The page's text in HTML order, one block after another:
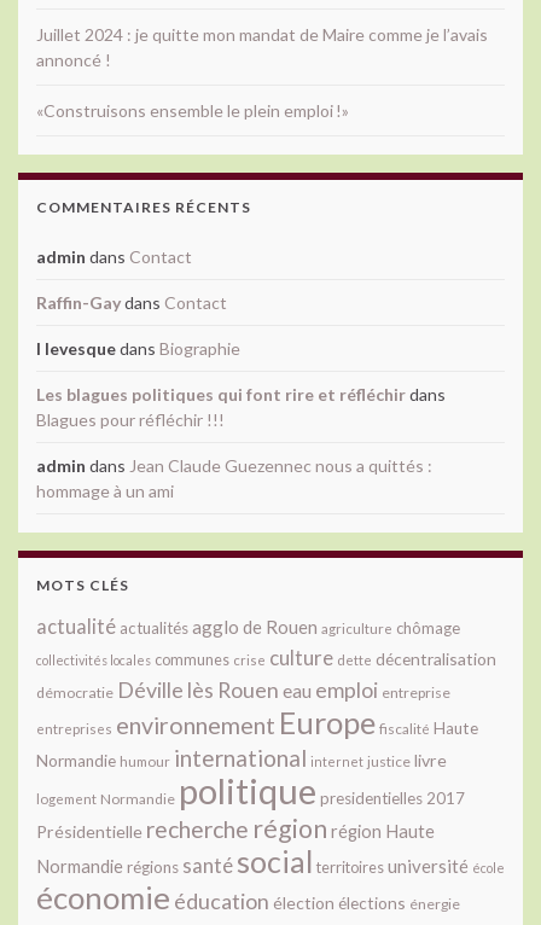
Juillet 2024 : je quitte mon mandat de Maire comme je l’avais
annoncé !
«Construisons ensemble le plein emploi !»
COMMENTAIRES RÉCENTS
admin dans Contact
Raffin-Gaydans Contact
l levesquedans Biographie
Les blagues politiques qui font rire et réfléchirdans
Blagues pour réfléchir !!!
admin dans Jean Claude Guezennec nous a quittés :
hommage à un ami
MOTS CLÉS
actualité actualitésagglo de Rouen agriculture chômage
collectivités locales communes crise culture dette décentralisation
démocratie Déville lès Rouen eau emploi entreprise
entreprises environnement Europe fiscalité Haute
Normandie humour international internet justice livre
logement Normandie politique presidentielles 2017
Présidentielle recherche région région Haute
Normandie régions santésocial territoiresuniversité école
économie éducation élection élections énergie